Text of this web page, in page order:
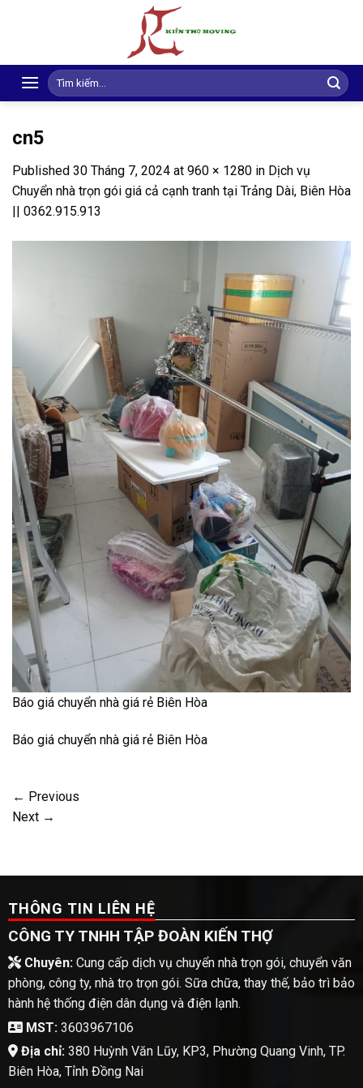
Search
for:
cn5
Published 30 Tháng 7, 2024 at 960 × 1280 in Dịch vụ
Chuyển nhà trọn gói giá cả cạnh tranh tại Trảng Dài, Biên Hòa
|| 0362.915.913
Báo giá chuyển nhà giá rẻ Biên Hòa
Báo giá chuyển nhà giá rẻ Biên Hòa
← Previous
Next →
THÔNG TIN LIÊN HỆ
CÔNG TY TNHH TẬP ĐOÀN KIẾN THỢ
Chuyên:Cung cấp dịch vụ chuyển nhà trọn gói, chuyển văn
phòng, công ty, nhà trọ trọn gói. Sữa chữa, thay thế, bảo trì bảo
hành hệ thống điện dân dụng và điện lạnh.
MST:3603967106
Địa chỉ:380 Huỳnh Văn Lũy, KP3, Phường Quang Vinh, TP.
Biên Hòa, Tỉnh Đồng Nai